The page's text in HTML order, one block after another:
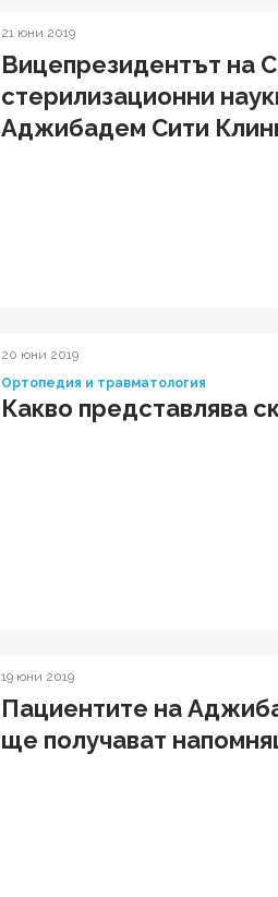
21 юни 2019
Вицепрезидентът на
стерилизационни
Аджибадем Сити
20 юни 2019
Ортопедия и травматология
Какво представлява
19 юни 2019
Пациентите на
ще получават